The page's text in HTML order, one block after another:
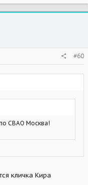
#60
СВАО Москва!
кличка Кира